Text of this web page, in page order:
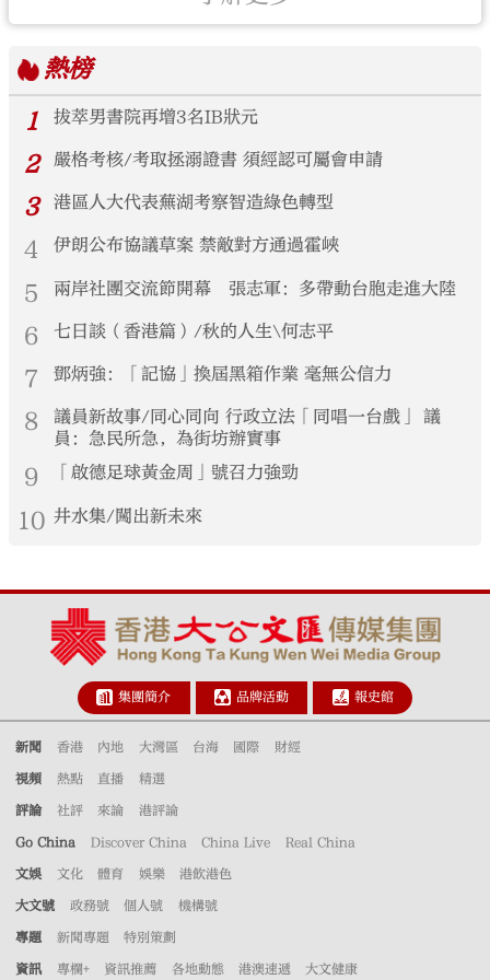
熱榜
1
拔萃男書院再增3名IB狀元
2 嚴格考核/考取拯溺證書 須經認可屬會申請
3 港區人大代表蕪湖考察智造綠色轉型
4 伊朗公布協議草案 禁敵對方通過霍峽
5 兩岸社團交流節開幕 張志軍：多帶動台胞走進大陸
6 七日談（香港篇）/秋的人生\何志平
7 鄧炳強：「記協」換屆黑箱作業 毫無公信力
8
議員新故事/同心同向 行政立法「同唱一台戲」 議
員：急民所急，為街坊辦實事
9 「啟德足球黃金周」號召力強勁
10 井水集/闖出新未來
集團簡介 品牌活動 報史館
新聞 香港 內地 大灣區 台海 國際 財經
視頻 熱點 直播 精選
評論 社評 來論 港評論
Go China Discover China China Live Real China
文娛 文化 體育 娛樂 港飲港色
大文號 政務號 個人號 機構號
專題 新聞專題 特別策劃
資訊 專欄+ 資訊推薦 各地動態 港澳速遞 大文健康